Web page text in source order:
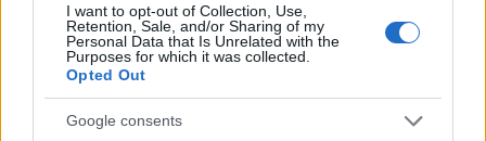
I want to opt-out of Collection, Use,
Retention, Sale, and/or Sharing of my
Personal Data that Is Unrelated with the
Purposes for which it was collected.
Opted Out
Google consents
πόλους δραστηριοτήτων, ενώ μακροπρόθεσμα
μπορεί να συνδεθεί με ποδηλατόδρομο με τα
μητροπολιτικά πάρκα Γουδή και Ιλισίων αλλά και
Τα 90 χλμ. δικτύου είναι σειριακά χωροθετημένα